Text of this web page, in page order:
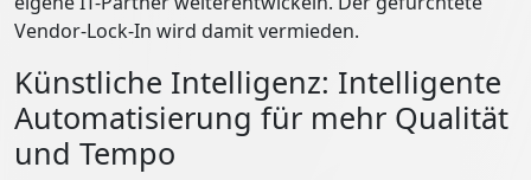
Vendor-Lock-In wird damit vermieden.
Künstliche Intelligenz: Intelligente
Automatisierung für mehr Qualität
und Tempo